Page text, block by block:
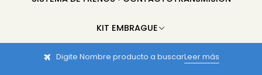
KIT EMBRAGUE
Digite Nombre producto a buscarLeer más